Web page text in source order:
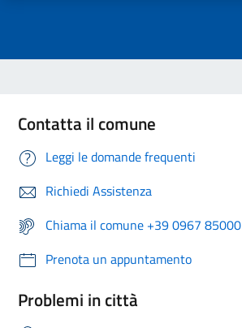
Contatta il comune
Leggi le domande frequenti
Richiedi Assistenza
Chiama il comune +39 0967 85000
Prenota un appuntamento
Problemi in città